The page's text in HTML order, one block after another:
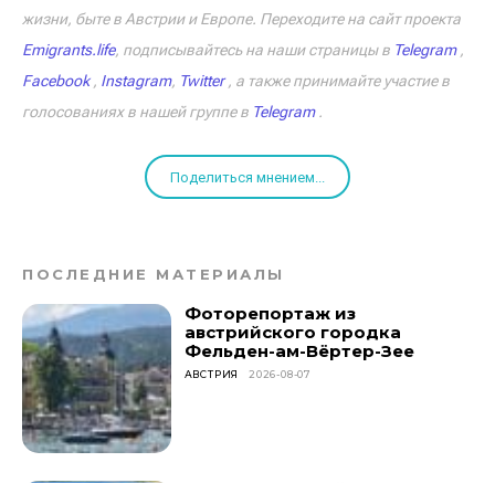
жизни, быте в Австрии и Европе. Переходите на сайт проекта
Emigrants.life, подписывайтесь на наши страницы в Telegram,
Facebook, Instagram, Twitter, а также принимайте участие в
голосованиях в нашей группе в Telegram.
Поделиться мнением...
ПОСЛЕДНИЕ МАТЕРИАЛЫ
Фоторепортаж из
австрийского городка
Фельден-ам-Вёртер-Зее
АВСТРИЯ 2026-08-07